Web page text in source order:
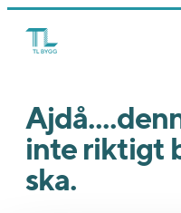
inte riktigt
ska.